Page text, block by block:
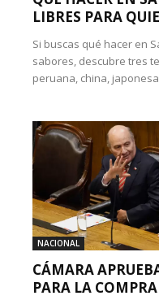
LIBRES PARA
Si buscas qué hacer en
sabores, descubre tres
peruana, china,
NACIONAL
CÁMARA
PARA LA